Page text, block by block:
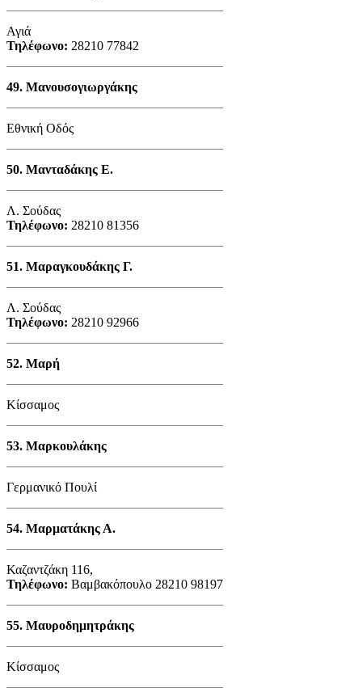
Αγιά
Τηλέφωνο: 28210 77842
49. Μανουσογιωργάκης
Εθνική Οδός
50. Μανταδάκης Ε.
Λ. Σούδας
Τηλέφωνο: 28210 81356
51. Μαραγκουδάκης Γ.
Λ. Σούδας
Τηλέφωνο: 28210 92966
52. Μαρή
Κίσσαμος
53. Μαρκουλάκης
Γερμανικό Πουλί
54. Μαρματάκης Α.
Καζαντζάκη 116,
Τηλέφωνο: Βαμβακόπουλο 28210 98197
55. Μαυροδημητράκης
Κίσσαμος